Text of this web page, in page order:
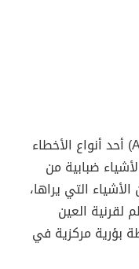
تُعد اللابؤرية (بالإنجليزية: Astigmatism) أحد أنواع الأخطاء
ضبابية من
التي يراها،
لقرنية العين
بؤرية مركزية في